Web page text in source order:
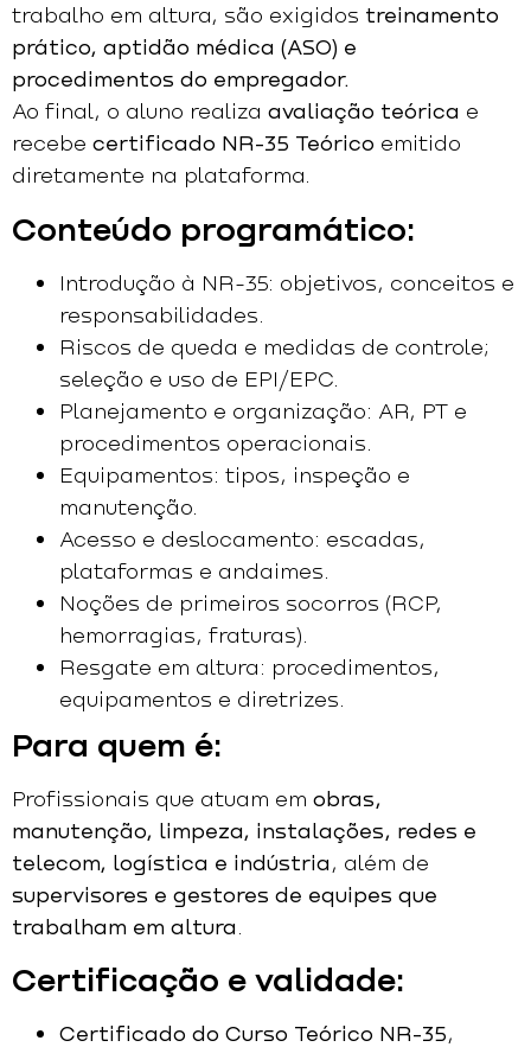
trabalho em altura, são exigidos treinamento
prático, aptidão médica (ASO) e
procedimentos do empregador.
Ao final, o aluno realiza avaliação teórica e
recebe certificado NR-35 Teórico emitido
diretamente na plataforma.
Conteúdo programático:
Introdução à NR-35: objetivos, conceitos e
responsabilidades.
Riscos de queda e medidas de controle;
seleção e uso de EPI/EPC.
Planejamento e organização: AR, PT e
procedimentos operacionais.
Equipamentos: tipos, inspeção e
manutenção.
Acesso e deslocamento: escadas,
plataformas e andaimes.
Noções de primeiros socorros (RCP,
hemorragias, fraturas).
Resgate em altura: procedimentos,
equipamentos e diretrizes.
Para quem é:
Profissionais que atuam em obras,
manutenção, limpeza, instalações, redes e
telecom, logística e indústria, além de
supervisores e gestores de equipes que
trabalham em altura
Certificação e validade:
Certificado do Curso Teórico NR-35,